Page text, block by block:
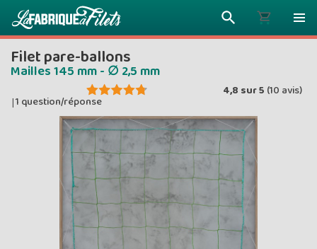
Plus vous
moins
ENVOYEZ
Filet pare-ballons
Mailles 145 mm - ∅ 2,5 mm
4,8 sur5 (10 avis)
|1 question/réponse